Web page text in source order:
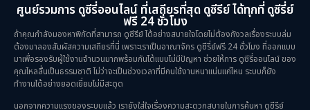
ศูนย์รวมการ ดูซีรี่ออนไลน์ ที่เสถียรที่สุด ดูซีรีย์ ได้ทุกที่ ดูซีรี่ย์
ฟรี 24 ชั่วโมง
ถ้าคุณกำลังมองหาพิกัดที่สามารถ ดูซีรีย์ ได้อย่างสบายใจโดยไม่ต้องกังวลเรื่องระบบล่ม
ต้องมาลองสัมผัสความเสถียรที่นี่ เพราะเราเป็นอาณาจักร ดูซีรี่ย์ฟรี 24 ชั่วโมง ที่ออกแบบ
มาเพื่อรองรับผู้ใช้งานจำนวนมากพร้อมกันได้แบบไม่มีปัญหา ช่วยให้การ ดูซีรี่ออนไลน์ ของ
คุณไหลลื่นเป็นธรรมชาติ ไม่ว่าจะเป็นช่วงเวลาที่มีคนใช้งานหนาแน่นแค่ไหน ระบบก็ยัง
ทำงานได้อย่างยอดเยี่ยมไม่มีสะดุด
นอกจากความแรงของระบบแล้ว เรายังใส่ใจเรื่องความสะดวกสบายในการค้นหา ดูซีรีย์